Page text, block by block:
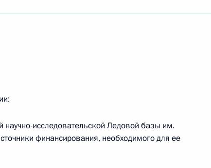
«Путешествие в мир искусственного
научно-исследовательской Ледовой базы им.
финансирования, необходимого для ее